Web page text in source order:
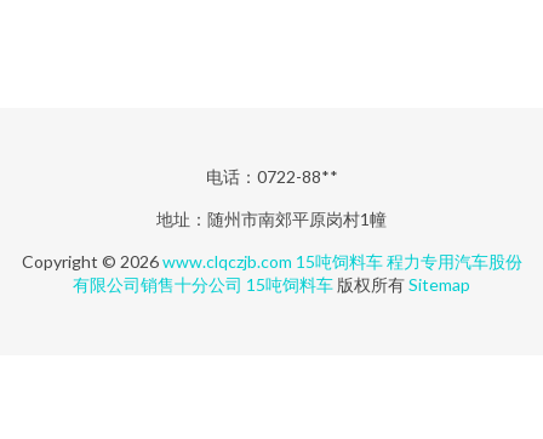
电话：0722-88**
地址：随州市南郊平原岗村1幢
Copyright © 2026www.clqczjb.com 15吨饲料车 程力专用汽车股份
有限公司销售十分公司 15吨饲料车 版权所有Sitemap